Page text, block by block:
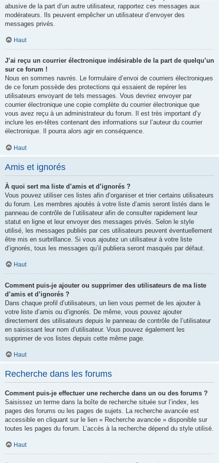
abusive de la part d’un autre utilisateur, rapportez ces messages aux
modérateurs. Ils peuvent empêcher un utilisateur d’envoyer des
messages privés.
Haut
J’ai reçu un courrier électronique indésirable de la part de quelqu’un
sur ce forum !
Nous en sommes navrés. Le formulaire d’envoi de courriers électroniques
de ce forum possède des protections qui essaient de repérer les
utilisateurs envoyant de tels messages. Vous devriez envoyer par
courrier électronique une copie complète du courrier électronique que
vous avez reçu à un administrateur du forum. Il est très important d’y
inclure les en-têtes contenant des informations sur l’auteur du courrier
électronique. Il pourra alors agir en conséquence.
Haut
Amis et ignorés
À quoi sert ma liste d’amis et d’ignorés ?
Vous pouvez utiliser ces listes afin d’organiser et trier certains utilisateurs
du forum. Les membres ajoutés à votre liste d’amis seront listés dans le
panneau de contrôle de l’utilisateur afin de consulter rapidement leur
statut en ligne et leur envoyer des messages privés. Selon le style
utilisé, les messages publiés par ces utilisateurs peuvent éventuellement
être mis en surbrillance. Si vous ajoutez un utilisateur à votre liste
d’ignorés, tous les messages qu’il publiera seront masqués par défaut.
Haut
Comment puis-je ajouter ou supprimer des utilisateurs de ma liste
d’amis et d’ignorés ?
Dans chaque profil d’utilisateurs, un lien vous permet de les ajouter à
votre liste d’amis ou d’ignorés. De même, vous pouvez ajouter
directement des utilisateurs depuis le panneau de contrôle de l’utilisateur
en saisissant leur nom d’utilisateur. Vous pouvez également les
supprimer de vos listes depuis cette même page.
Haut
Recherche dans les forums
Comment puis-je effectuer une recherche dans un ou des forums ?
Saisissez un terme dans la boîte de recherche située sur l’index, les
pages des forums ou les pages de sujets. La recherche avancée est
accessible en cliquant sur le lien « Recherche avancée » disponible sur
toutes les pages du forum. L’accès à la recherche dépend du style utilisé.
Haut